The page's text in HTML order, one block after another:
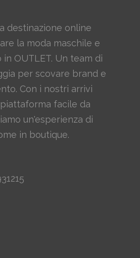
destinazione online
la moda maschile e
OUTLET. Un team di
per scovare brand e
Con i nostri arrivi
facile da
un'esperienza di
in boutique.